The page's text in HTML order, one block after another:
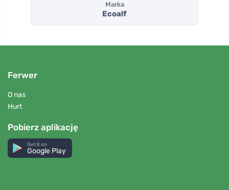
Marka
Ecoalf
Ferwer
O nas
Hurt
Pobierz aplikację
Get it on
Google Play